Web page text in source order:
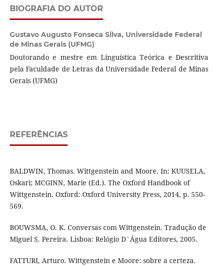
BIOGRAFIA DO AUTOR
Gustavo Augusto Fonseca Silva, Universidade Federal
de Minas Gerais (UFMG)
Doutorando e mestre em Linguística Teórica e Descritiva
pela Faculdade de Letras da Universidade Federal de Minas
Gerais (UFMG)
REFERÊNCIAS
BALDWIN, Thomas. Wittgenstein and Moore. In: KUUSELA,
Oskari; MCGINN, Marie (Ed.). The Oxford Handbook of
Wittgenstein. Oxford: Oxford University Press, 2014, p. 550-
569.
BOUWSMA, O. K. Conversas com Wittgenstein. Tradução de
Miguel S. Pereira. Lisboa: Relógio D´Água Editores, 2005.
FATTURI, Arturo. Wittgenstein e Moore: sobre a certeza.